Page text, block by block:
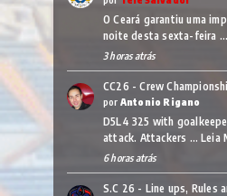
O Ceará garantiu uma
noite desta sexta-feira
3 horas atrás
CC26 - Crew
por Antonio Rigano
D5L4 325 with
attack. Attackers … Leia
6 horas atrás
S.C 26 - Line ups, Rules